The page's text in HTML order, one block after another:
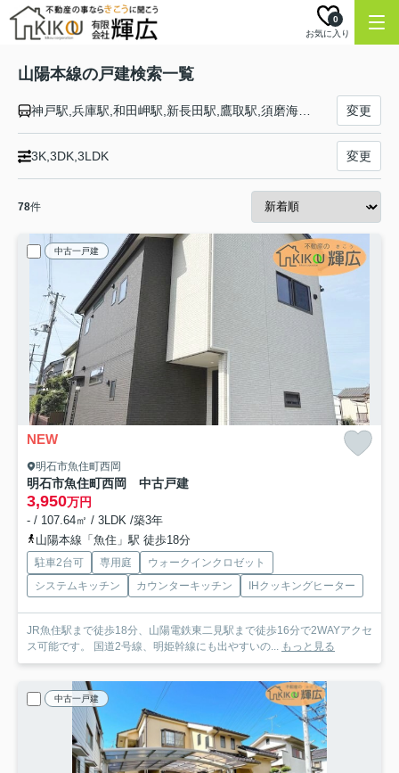
お気に入り
0
山陽本線の戸建検索一覧
変更
3K,3DK,3LDK 変更
78件
中古一戸建
NEW
明石市魚住町西岡
明石市魚住町西岡 中古戸建
3,950万円
- / 107.64㎡ / 3LDK /築3年
山陽本線「魚住」駅 徒歩18分
駐車2台可 専用庭
ウォークインクロゼット
システムキッチン
カウンターキッチン IHクッキングヒーター
JR魚住駅まで徒歩18分、山陽電鉄東二見駅まで徒歩16分で2WAYアクセ
ス可能です。 国道2号線、明姫幹線にも出やすいの... もっと見る
中古一戸建